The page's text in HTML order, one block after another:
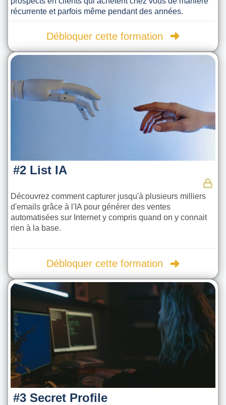
récurrente et parfois même pendant des années.
Débloquer cette formation
#2 List IA
Découvrez comment capturer jusqu'à plusieurs milliers
d'emails grâce à l'IA pour générer des ventes
automatisées sur Internet y compris quand on y connait
rien à la base.
Débloquer cette formation
#3 Secret Profile